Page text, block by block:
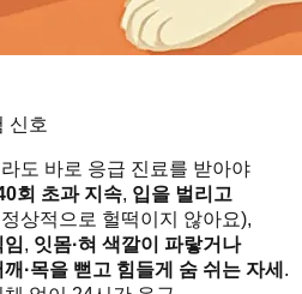
신호
도 바로 응급 진료를 받아야
회 초과 지속, 입을 벌리고
상적으로 헐떡이지 않아요),
, 잇몸·혀 색깔이 파랗거나
·목을 뻗고 힘들게 숨 쉬는 자세 .